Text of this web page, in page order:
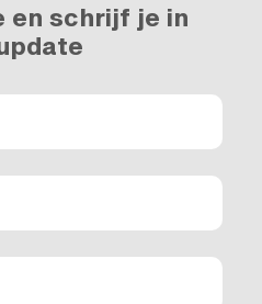
en schrijf je in